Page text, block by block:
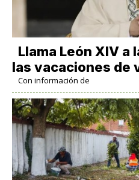
Llama León XIV a
las vacaciones de
Con información de